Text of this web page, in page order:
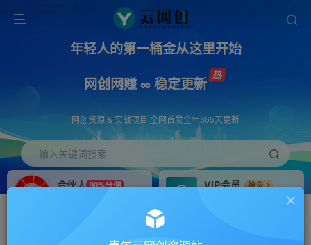
年轻人的第一桶金从这里开始
网创网赚 ∞ 稳定更新
网创资源 & 实战项目 全网首发全年365天更新
输入关键词搜索
合伙人 90%分佣
VIP会员
抢先